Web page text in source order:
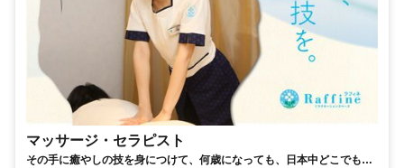
マッサージ・セラピスト
その手に癒やしの技を身につけて、何歳になっても、日本中どこでも働